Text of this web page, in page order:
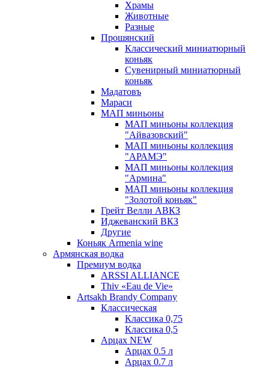
Храмы
Животные
Разные
Прошянский
Классический миниатюрный
коньяк
Сувенирный миниатюрный
коньяк
Мадатовъ
Мараси
МАП миньоны
МАП миньоны коллекция
"Айвазовский"
МАП миньоны коллекция
"АРАМЭ"
МАП миньоны коллекция
"Армина"
МАП миньоны коллекция
"Золотой коньяк"
Грейт Велли АВКЗ
Иджеванский ВКЗ
Другие
Коньяк Armenia wine
Армянская водка
Премиум водка
ARSSI ALLIANCE
Thiv «Eau de Vie»
Artsakh Brandy Company
Классическая
Классика 0,75
Классика 0,5
Арцах NEW
Арцах 0.5 л
Арцах 0.7 л